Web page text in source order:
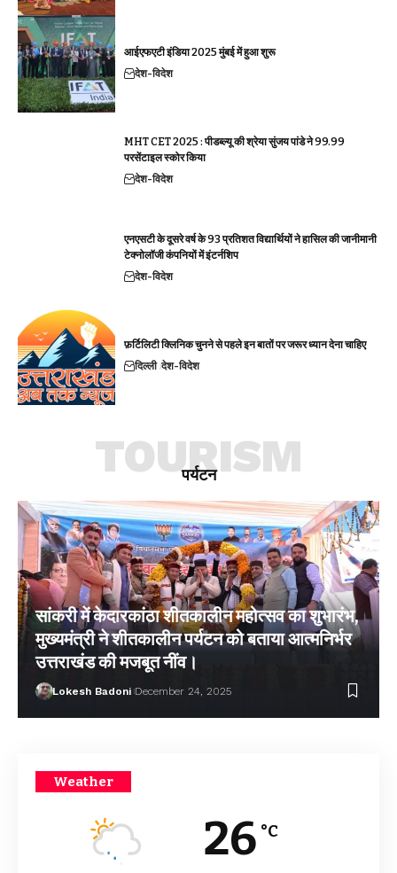
आईएफएटी इंडिया 2025 मुंबई में हुआ शुरू
देश-विदेश
MHT CET 2025 : पीडब्ल्यू की श्रेया सुंजय पांडे ने 99.99
परसेंटाइल स्कोर किया
देश-विदेश
एनएसटी के दूसरे वर्ष के 93 प्रतिशत विद्यार्थियों ने हासिल की जानीमानी
टेक्नोलॉजी कंपनियों में इंटर्नशिप
देश-विदेश
फ़र्टिलिटी क्लिनिक चुनने से पहले इन बातों पर जरूर ध्यान देना चाहिए
दिल्ली देश-विदेश
पर्यटन
TOURISM
सांकरी में केदारकांठा शीतकालीन महोत्सव का शुभारंभ,
मुख्यमंत्री ने शीतकालीन पर्यटन को बताया आत्मनिर्भर
उत्तराखंड की मजबूत नींव।
Lokesh Badoni December 24, 2025
Weather
26 °C